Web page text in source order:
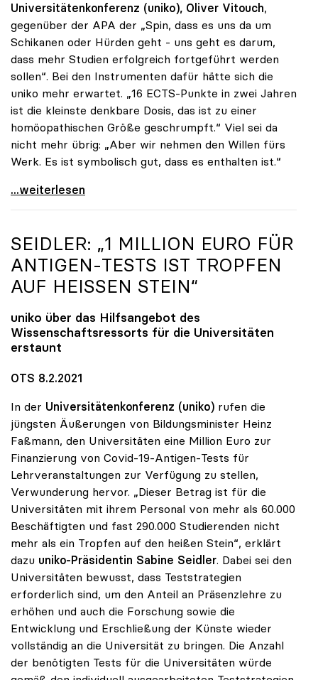
Universitätenkonferenz (uniko), Oliver Vitouch,
gegenüber der APA der „Spin, dass es uns da um
Schikanen oder Hürden geht - uns geht es darum,
dass mehr Studien erfolgreich fortgeführt werden
sollen“. Bei den Instrumenten dafür hätte sich die
uniko mehr erwartet. „16 ECTS-Punkte in zwei Jahren
ist die kleinste denkbare Dosis, das ist zu einer
homöopathischen Größe geschrumpft.“ Viel sei da
nicht mehr übrig: „Aber wir nehmen den Willen fürs
Werk. Es ist symbolisch gut, dass es enthalten ist.“
uniko-Vize Vitouch zu 16 ECTS-Punkten: „Kleinste
...weiterlesen
SEIDLER: „1 MILLION EURO FÜR
ANTIGEN-TESTS IST TROPFEN
AUF HEISSEN STEIN“
uniko über das Hilfsangebot des
Wissenschaftsressorts für die Universitäten
erstaunt
OTS 8.2.2021
In der Universitätenkonferenz (uniko) rufen die
jüngsten Äußerungen von Bildungsminister Heinz
Faßmann, den Universitäten eine Million Euro zur
Finanzierung von Covid-19-Antigen-Tests für
Lehrveranstaltungen zur Verfügung zu stellen,
Verwunderung hervor. „Dieser Betrag ist für die
Universitäten mit ihrem Personal von mehr als 60.000
Beschäftigten und fast 290.000 Studierenden nicht
mehr als ein Tropfen auf den heißen Stein“, erklärt
dazu uniko-Präsidentin Sabine Seidler. Dabei sei den
Universitäten bewusst, dass Teststrategien
erforderlich sind, um den Anteil an Präsenzlehre zu
erhöhen und auch die Forschung sowie die
Entwicklung und Erschließung der Künste wieder
vollständig an die Universität zu bringen. Die Anzahl
der benötigten Tests für die Universitäten würde